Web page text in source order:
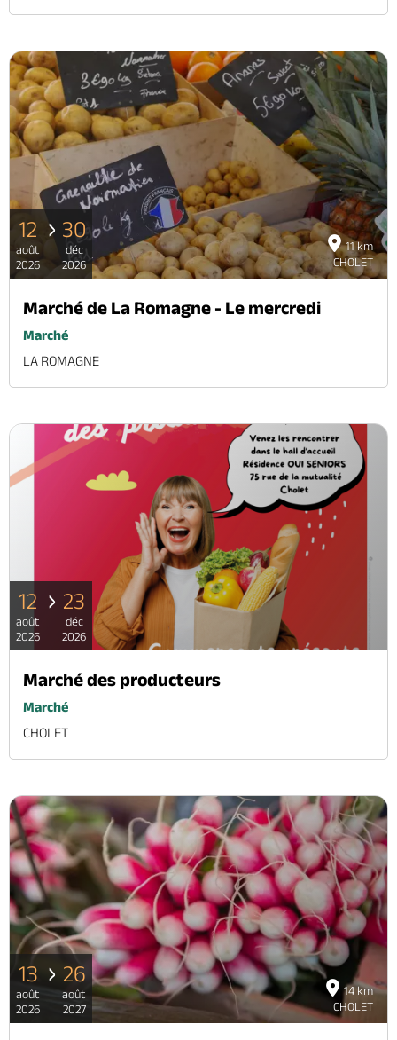
11 km
CHOLET
12
août
2026
30
déc
2026
Marché de La Romagne - Le mercredi
Marché
LA ROMAGNE
12
août
2026
23
déc
2026
Marché des producteurs
Marché
CHOLET
14 km
CHOLET
13
août
2026
26
août
2027